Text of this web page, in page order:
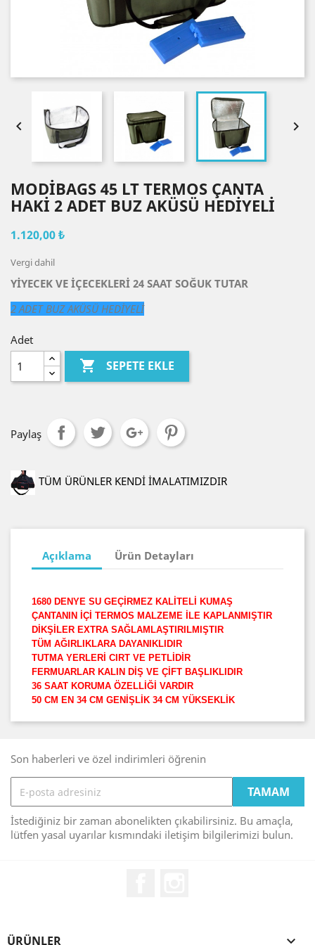
 
MODİBAGS 45 LT TERMOS ÇANTA
HAKİ 2 ADET BUZ AKÜSÜ HEDIYELI
1.120,00 ₺
Vergi dahil
YİYECEK VE İÇECEKLERİ 24 SAAT SOĞUK TUTAR
2 ADET BUZ AKÜSÜ HEDİYELİ
Adet
 SEPETE EKLE
Paylaş
TÜM ÜRÜNLER KENDİ İMALATIMIZDIR
Açıklama Ürün Detayları
1680 DENYE SU GEÇİRMEZ KALİTELİ KUMAŞ
ÇANTANIN İÇİ TERMOS MALZEME İLE KAPLANMIŞTIR
DİKŞİLER EXTRA SAĞLAMLAŞTIRILMIŞTIR
TÜM AĞIRLIKLARA DAYANIKLIDIR
TUTMA YERLERİ CIRT VE PETLİDİR
FERMUARLAR KALIN DİŞ VE ÇİFT BAŞLIKLIDIR
36 SAAT KORUMA ÖZELLİĞİ VARDIR
50 CM EN 34 CM GENİŞLİK 34 CM YÜKSEKLİK
Son haberleri ve özel indirimleri öğrenin
İstediğiniz bir zaman abonelikten çıkabilirsiniz. Bu amaçla,
lütfen yasal uyarılar kısmındaki iletişim bilgilerimizi bulun.
ÜRÜNLER 